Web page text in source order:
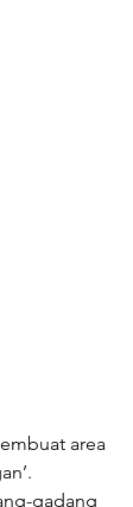
area
gadang